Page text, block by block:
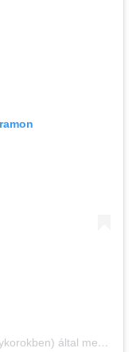
˙uǝqʞo̤ɹo̤ʞ ʎuǝʞsǝʞ ıupoɯlɐ̗ (@keskenykorokben) által megosztott bejegyzés